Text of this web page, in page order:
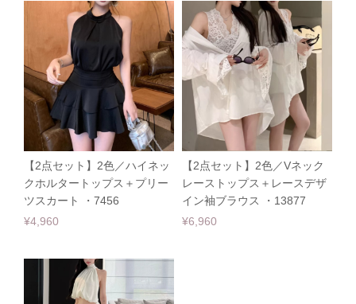
【2点セット】2色／ハイネッ
クホルタートップス＋プリー
ツスカート ・7456
¥4,960
【2点セット】2色／Vネック
レーストップス＋レースデザ
イン袖ブラウス ・13877
¥6,960